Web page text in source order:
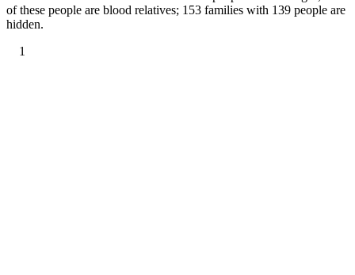
of these people are blood relatives; 153 families with 139 people are
hidden.
1